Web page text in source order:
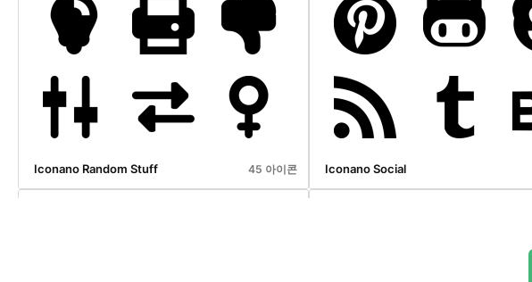
Ramadan Icont Event Line 12 아이콘 St Patricks Day Linec
Iconano Random Stuff 45 아이콘 Iconano Social